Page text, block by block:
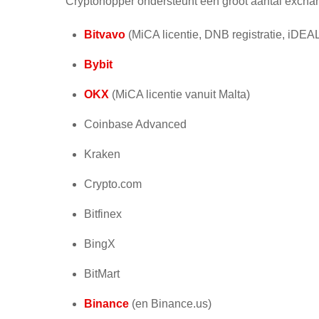
Bitvavo(MiCA licentie, DNB registratie,
Bybit
OKX (MiCA licentie vanuit Malta)
Coinbase Advanced
Kraken
Crypto.com
Bitfinex
BingX
BitMart
Binance(en Binance.us)